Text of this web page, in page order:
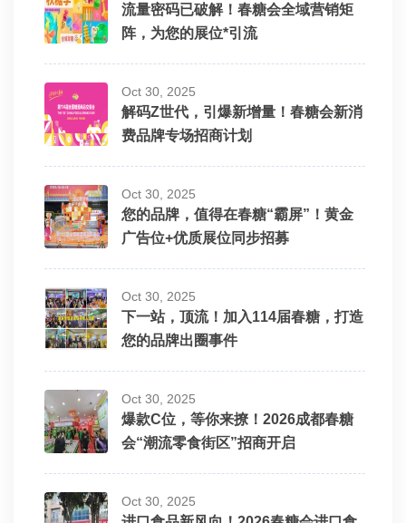
流量密码已破解！春糖会全域营销矩
阵，为您的展位*引流
Oct 30, 2025
解码Z世代，引爆新增量！春糖会新消
费品牌专场招商计划
Oct 30, 2025
您的品牌，值得在春糖“霸屏”！黄金
广告位+优质展位同步招募
Oct 30, 2025
下一站，顶流！加入114届春糖，打造
您的品牌出圈事件
Oct 30, 2025
爆款C位，等你来撩！2026成都春糖
会“潮流零食街区”招商开启
Oct 30, 2025